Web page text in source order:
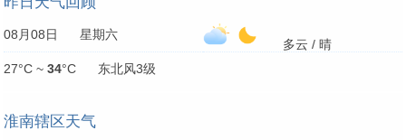
08月08日 星期六
多云 / 晴
27°C ~ 34°C 东北风3级
淮南辖区天气